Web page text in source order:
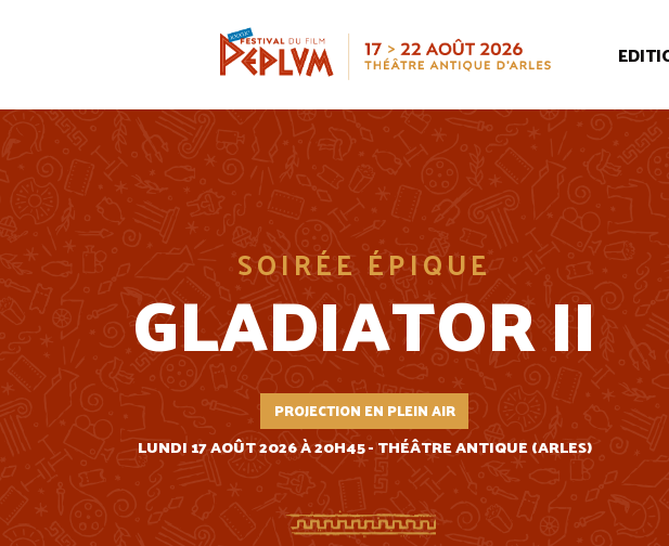
SOIRÉE ÉPIQUE
GLADIATOR II
PROJECTION EN PLEIN AIR
LUNDI 17 AOÛT 2026 À 20H45 - THÉÂTRE ANTIQUE (ARLES)